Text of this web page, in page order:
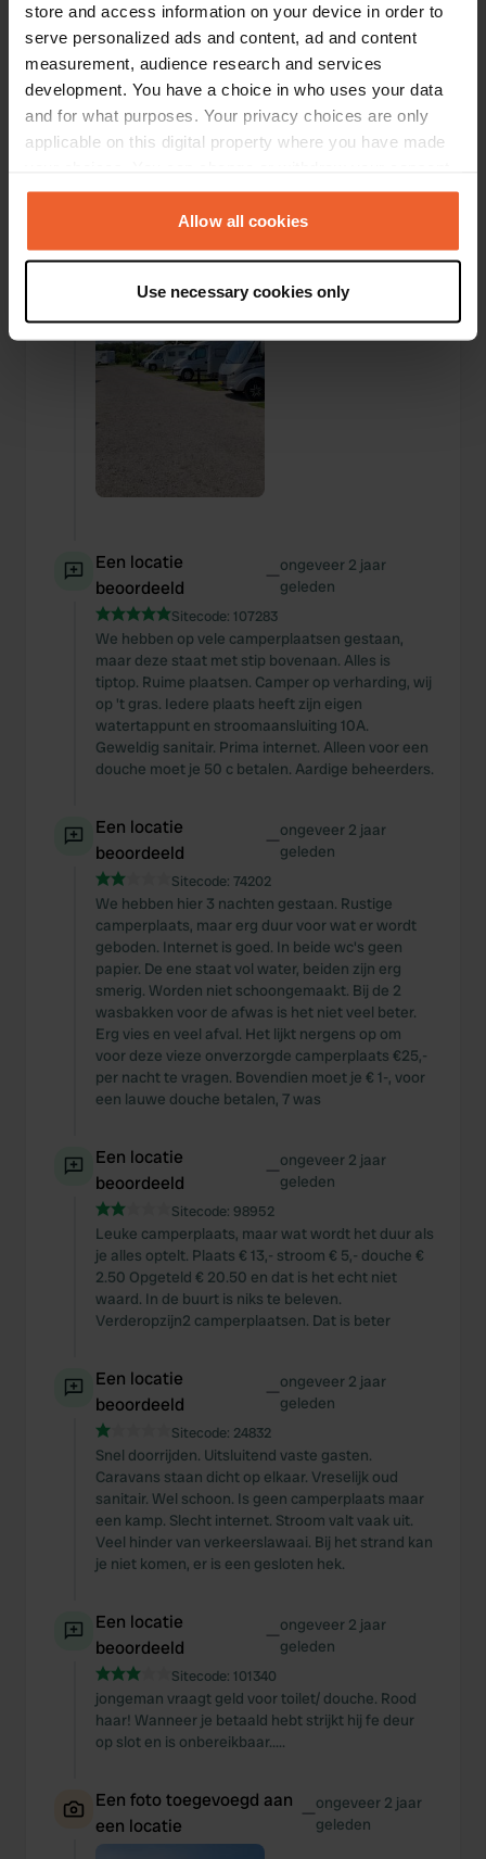
store and access information on your device in order to
serve personalized ads and content, ad and content
measurement, audience research and services
development. You have a choice in who uses your data
and for what purposes. Your privacy choices are only
applicable on this digital property where you have made
any time from the Cookie Declaration or by clicking on
the Privacy trigger icon.
Collect information about your geographical location
which can be accurate to within several meters
Identify your device by actively scanning it for
specific characteristics (fingerprinting)
Find out more about how your personal data is processed
We use cookies to personalise content and ads, to
our social media, advertising and analytics partners who
may combine it with other information that you’ve
provided to them or that they’ve collected from your use
of their services.
Allow all cookies
Use necessary cookies only
—
Een locatie
beoordeeld
—ongeveer 2 jaar
geleden
Sitecode: 107283
We hebben op vele camperplaatsen gestaan,
maar deze staat met stip bovenaan. Alles is
tiptop. Ruime plaatsen. Camper op verharding, wij
op 't gras. Iedere plaats heeft zijn eigen
watertappunt en stroomaansluiting 10A.
Geweldig sanitair. Prima internet. Alleen voor een
douche moet je 50 c betalen. Aardige beheerders.
Een locatie
beoordeeld
—ongeveer 2 jaar
geleden
Sitecode: 74202
We hebben hier 3 nachten gestaan. Rustige
camperplaats, maar erg duur voor wat er wordt
geboden. Internet is goed. In beide wc's geen
papier. De ene staat vol water, beiden zijn erg
smerig. Worden niet schoongemaakt. Bij de 2
wasbakken voor de afwas is het niet veel beter.
Erg vies en veel afval. Het lijkt nergens op om
voor deze vieze onverzorgde camperplaats €25,-
per nacht te vragen. Bovendien moet je € 1-, voor
een lauwe douche betalen, 7 was
Een locatie
beoordeeld
—ongeveer 2 jaar
geleden
Sitecode: 98952
Leuke camperplaats, maar wat wordt het duur als
je alles optelt. Plaats € 13,- stroom € 5,- douche €
2.50 Opgeteld € 20.50 en dat is het echt niet
waard. In de buurt is niks te beleven.
Verderopzijn2 camperplaatsen. Dat is beter
Een locatie
beoordeeld
—ongeveer 2 jaar
geleden
Sitecode: 24832
Snel doorrijden. Uitsluitend vaste gasten.
Caravans staan dicht op elkaar. Vreselijk oud
sanitair. Wel schoon. Is geen camperplaats maar
een kamp. Slecht internet. Stroom valt vaak uit.
Veel hinder van verkeerslawaai. Bij het strand kan
je niet komen, er is een gesloten hek.
Een locatie
beoordeeld
—ongeveer 2 jaar
geleden
Sitecode: 101340
jongeman vraagt geld voor toilet/ douche. Rood
haar! Wanneer je betaald hebt strijkt hij fe deur
op slot en is onbereikbaar.....
Een foto toegevoegd aan
een locatie
—ongeveer 2 jaar
geleden